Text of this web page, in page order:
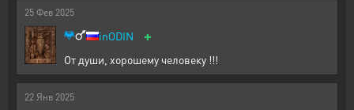
25 Фев 2025
inODIN +
От души, хорошему человеку !!!
22 Янв 2025